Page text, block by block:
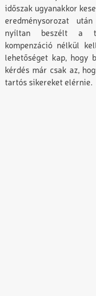
időszak ugyanakkor
eredménysorozat
nyíltan beszélt a
kompenzáció nélkül
lehetőséget kap, hogy
kérdés már csak az,
tartós sikereket elérnie.